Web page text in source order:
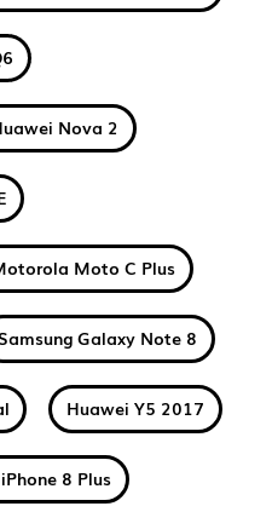
Nova 2
Moto C Plus
Galaxy Note 8
Huawei Y5 2017
8 Plus